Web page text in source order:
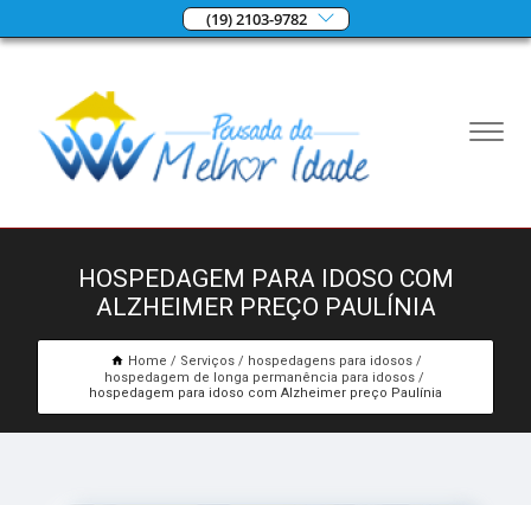
(19) 2103-9782
HOSPEDAGEM PARA IDOSO COM
ALZHEIMER PREÇO PAULÍNIA
Home Serviços
hospedagens para idosos
hospedagem de longa permanência para idosos
hospedagem para idoso com Alzheimer preço Paulínia